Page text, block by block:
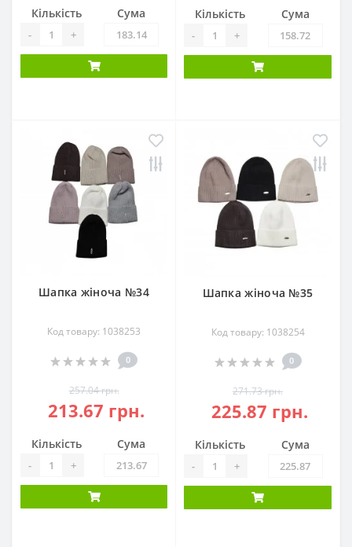
Кількість
- +
Сума Кількість
- +
Сума
Шапка жіноча №34
Код товару: 1038253
0
257.04 грн.
213.67 грн.
Кількість
- +
Сума
Шапка жіноча №35
Код товару: 1038254
0
271.73 грн.
225.87 грн.
Кількість
- +
Сума